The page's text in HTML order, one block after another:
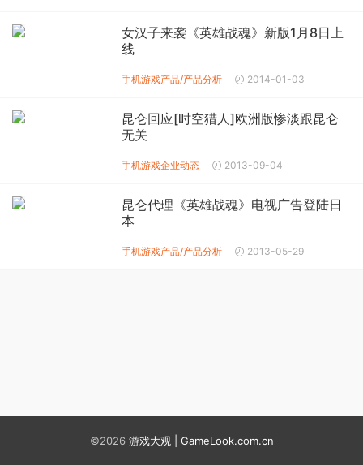
女汉子来袭《英雄战魂》新版1月8日上
线
手机游戏产品/产品分析 2014-01-03
昆仑回应[时空猎人]欧洲版惨淡跟昆仑
无关
手机游戏企业动态 2013-09-04
昆仑代理《英雄战魂》电视广告登陆日
本
手机游戏产品/产品分析 2013-05-29
©2026 游戏大观 | GameLook.com.cn